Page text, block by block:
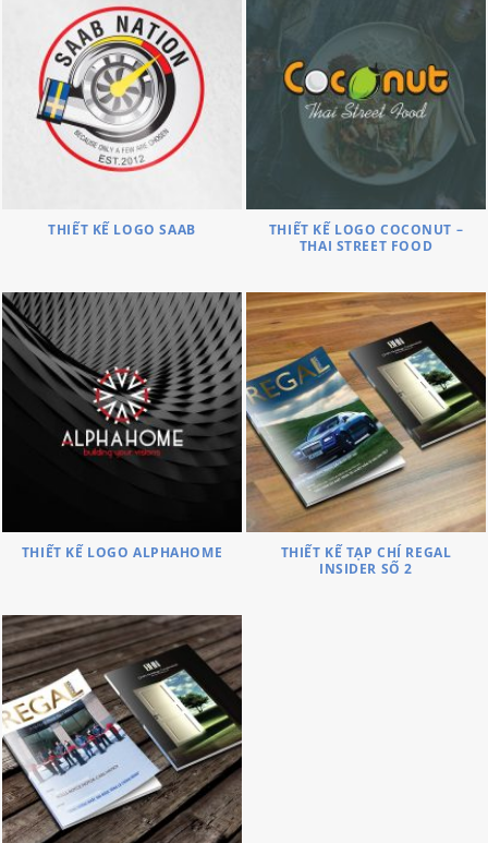
THIẾT KẾ LOGO SAAB
THIẾT KẾ LOGO COCONUT –
THAI STREET FOOD
THIẾT KẾ LOGO ALPHAHOME
THIẾT KẾ TẠP CHÍ REGAL
INSIDER SỐ 2